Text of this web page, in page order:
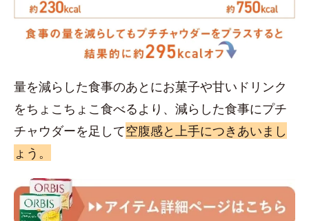
量を減らした食事のあとにお菓子や甘いドリンク
をちょこちょこ食べるより、減らした食事にプチ
チャウダーを足して空腹感と上手につきあいまし
ょう。